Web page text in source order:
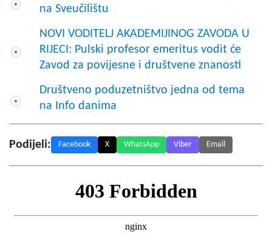
na Sveučilištu
NOVI VODITELJ AKADEMIJINOG ZAVODA U
RIJECI: Pulski profesor emeritus vodit će
Zavod za povijesne i društvene znanosti
Društveno poduzetništvo jedna od tema
na Info danima
Podijeli: Facebook X WhatsApp Viber Email